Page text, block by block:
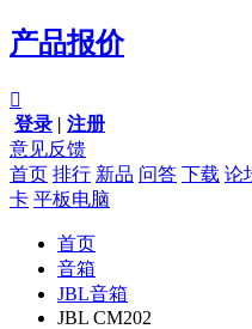
产品报价

登录 | 注册
意见反馈
首页 排行 新品 问答 下载 论
卡 平板电脑
首页
音箱
JBL音箱
JBL CM202